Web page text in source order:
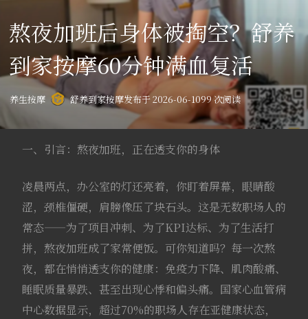
熬夜加班后身体被掏空？舒养
到家按摩60分钟满血复活
养生按摩 舒养到家按摩发布于 2026-06-1099 次阅读
一、引言：熬夜加班，正在透支你的身体
凌晨两点，办公室的灯还亮着，你盯着屏幕，眼睛酸
涩，颈椎僵硬，肩膀像压了块石头。这是无数职场人的
常态——为了项目冲刺、为了KPI达标、为了生活打
拼，熬夜加班成了家常便饭。可你知道吗？每一次熬
夜，都在悄悄透支你的健康：免疫力下降、肌肉酸痛、
睡眠质量暴跌、甚至出现心悸和偏头痛。国家心血管病
中心数据显示，超过70%的职场人存在亚健康状态，